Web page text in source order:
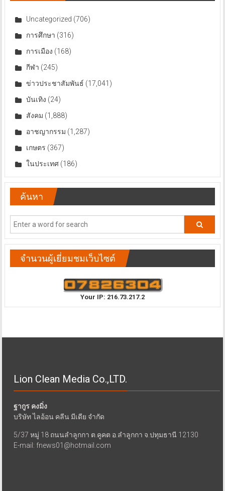
Uncategorized (706)
การศึกษา (316)
การเมือง (168)
กีฬา (245)
ข่าวประชาสัมพันธ์ (17,041)
บันเทิง (24)
สังคม (1,888)
อาชญากรรม (1,287)
เกษตร (367)
ในประเทศ(186)
ค้นหา
จำนวนผู้เยี่ยมชมเว็บไซต์
Your IP: 216.73.217.2
Lion Clean Media Co.,LTD.
ฐากูร คงมิ่ง
บริษัท ไลอ้อน คลีน มีเดีย จำกัด
5/37 หมู่ 18 ถนนลำลูกกา ต.คูคต อ.ลำลูกกา จ.ปทุมธานี 12130
E-mail: fnews01@hotmail.com